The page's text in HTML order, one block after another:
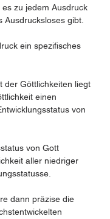
zu jedem Ausdruck
gibt.
ein spezifisches
der Göttlichkeiten liegt
einen
von
von Gott
aller niedriger
dann präzise die